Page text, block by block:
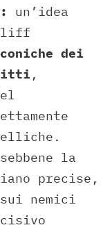
un’idea
dei
,
sebbene la
precise,
nemici